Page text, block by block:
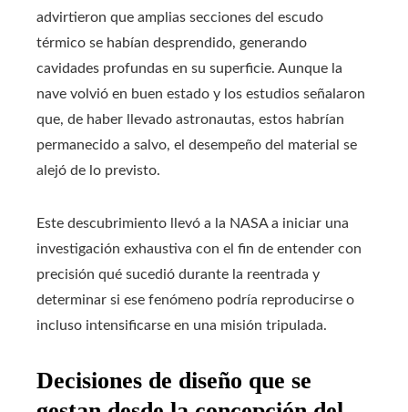
advirtieron que amplias secciones del escudo
térmico se habían desprendido, generando
cavidades profundas en su superficie. Aunque la
nave volvió en buen estado y los estudios señalaron
que, de haber llevado astronautas, estos habrían
permanecido a salvo, el desempeño del material se
alejó de lo previsto.
Este descubrimiento llevó a la NASA a iniciar una
investigación exhaustiva con el fin de entender con
precisión qué sucedió durante la reentrada y
determinar si ese fenómeno podría reproducirse o
incluso intensificarse en una misión tripulada.
Decisiones de diseño que se